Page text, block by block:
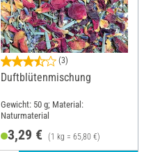
(3)
Duftblütenmischung
Gewicht: 50 g; Material:
Naturmaterial
3,29 € (1 kg = 65,80 €)